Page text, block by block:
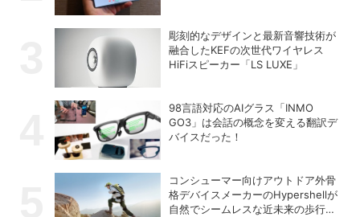
彫刻的なデザインと最新音響技術が
融合したKEFの次世代ワイヤレス
HiFiスピーカー「LS LUXE」
98言語対応のAIグラス「INMO
GO3」は会話の概念を変える翻訳デ
バイスだった！
コンシューマー向けアウトドア外骨
格デバイスメーカーのHypershellが
自然でシームレスな近未来の歩行体